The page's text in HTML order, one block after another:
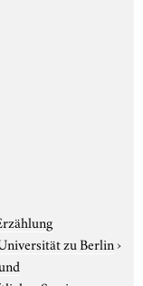
zu Berlin›